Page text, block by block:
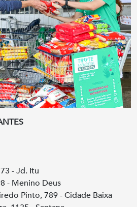
- Jd. Itu
- Menino Deus
Pinto, 789 - Cidade Baixa